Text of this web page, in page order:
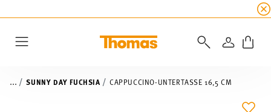
Bis
... SUNNY DAY FUCHSIA CAPPUCCINO-UNTERTASSE 16,5 CM